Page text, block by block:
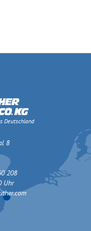
Deutschland
8
208
Uhr